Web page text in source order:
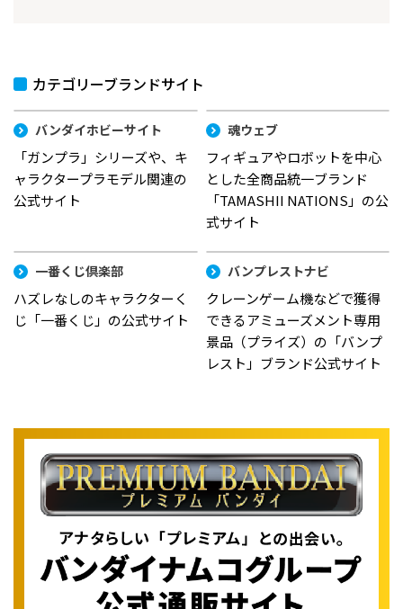
カテゴリーブランドサイト
バンダイホビーサイト
「ガンプラ」シリーズや、キ
ャラクタープラモデル関連の
公式サイト
魂ウェブ
フィギュアやロボットを中心
とした全商品統一ブランド
「TAMASHII NATIONS」の公
式サイト
一番くじ倶楽部
ハズレなしのキャラクターく
じ「一番くじ」の公式サイト
バンプレストナビ
クレーンゲーム機などで獲得
できるアミューズメント専用
景品（プライズ）の「バンプ
レスト」ブランド公式サイト